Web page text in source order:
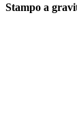
Stampo a